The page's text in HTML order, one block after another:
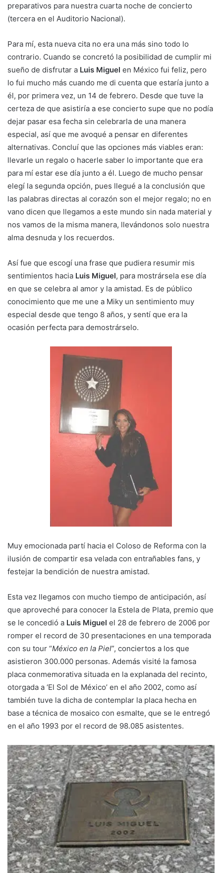
preparativos para nuestra cuarta noche de concierto
(tercera en el Auditorio Nacional).
Para mí, esta nueva cita no era una más sino todo lo
contrario. Cuando se concretó la posibilidad de cumplir mi
sueño de disfrutar a Luis Miguel en México fui feliz, pero
lo fui mucho más cuando me di cuenta que estaría junto a
él, por primera vez, un 14 de febrero. Desde que tuve la
certeza de que asistiría a ese concierto supe que no podía
dejar pasar esa fecha sin celebrarla de una manera
especial, así que me avoqué a pensar en diferentes
alternativas. Concluí que las opciones más viables eran:
llevarle un regalo o hacerle saber lo importante que era
para mí estar ese día junto a él. Luego de mucho pensar
elegí la segunda opción, pues llegué a la conclusión que
las palabras directas al corazón son el mejor regalo; no en
vano dicen que llegamos a este mundo sin nada material y
nos vamos de la misma manera, llevándonos solo nuestra
alma desnuda y los recuerdos.
Así fue que escogí una frase que pudiera resumir mis
sentimientos hacia Luis Miguel, para mostrársela ese día
en que se celebra al amor y la amistad. Es de público
conocimiento que me une a Miky un sentimiento muy
especial desde que tengo 8 años, y sentí que era la
ocasión perfecta para demostrárselo.
Muy emocionada partí hacia el Coloso de Reforma con la
ilusión de compartir esa velada con entrañables fans, y
festejar la bendición de nuestra amistad.
Esta vez llegamos con mucho tiempo de anticipación, así
que aproveché para conocer la Estela de Plata, premio que
se le concedió a Luis Miguel el 28 de febrero de 2006 por
romper el record de 30 presentaciones en una temporada
con su tour “México en la Piel”, conciertos a los que
asistieron 300.000 personas. Además visité la famosa
placa conmemorativa situada en la explanada del recinto,
otorgada a ‘El Sol de México’ en el año 2002, como así
también tuve la dicha de contemplar la placa hecha en
base a técnica de mosaico con esmalte, que se le entregó
en el año 1993 por el record de 98.085 asistentes.